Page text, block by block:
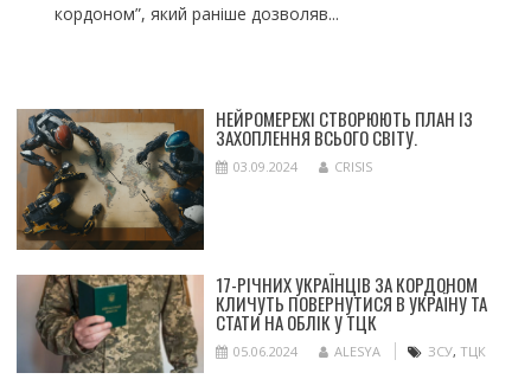
кордоном”, який раніше дозволяв...
НЕЙРОМЕРЕЖІ СТВОРЮЮТЬ ПЛАН ІЗ
ЗАХОПЛЕННЯ ВСЬОГО СВІТУ.
03.09.2024 CRISIS
17-РІЧНИХ УКРАЇНЦІВ ЗА КОРДОНОМ
КЛИЧУТЬ ПОВЕРНУТИСЯ В УКРАЇНУ ТА
СТАТИ НА ОБЛІК У ТЦК
05.06.2024 ALESYA ЗСУ, ТЦК